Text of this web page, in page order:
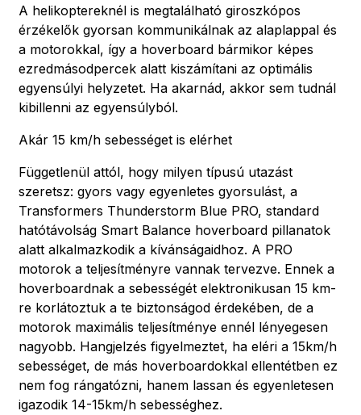
A helikoptereknél is megtalálható giroszkópos
érzékelők gyorsan kommunikálnak az alaplappal és
a motorokkal, így a hoverboard bármikor képes
ezredmásodpercek alatt kiszámítani az optimális
egyensúlyi helyzetet. Ha akarnád, akkor sem tudnál
kibillenni az egyensúlyból.
Akár 15 km/h sebességet is elérhet
Függetlenül attól, hogy milyen típusú utazást
szeretsz: gyors vagy egyenletes gyorsulást, a
Transformers Thunderstorm Blue PRO, standard
hatótávolság Smart Balance hoverboard pillanatok
alatt alkalmazkodik a kívánságaidhoz. A PRO
motorok a teljesítményre vannak tervezve. Ennek a
hoverboardnak a sebességét elektronikusan 15 km-
re korlátoztuk a te biztonságod érdekében, de a
motorok maximális teljesítménye ennél lényegesen
nagyobb. Hangjelzés figyelmeztet, ha eléri a 15km/h
sebességet, de más hoverboardokkal ellentétben ez
nem fog rángatózni, hanem lassan és egyenletesen
igazodik 14-15km/h sebességhez.